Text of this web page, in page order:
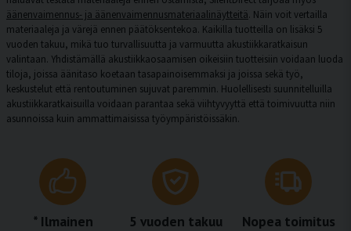
äänenvaimennus- ja äänenvaimennusmateriaalinäytteitä . Näin voit vertailla
materiaaleja ja värejä ennen päätöksentekoa. Kaikilla tuotteilla on lisäksi 5
vuoden takuu, mikä tuo turvallisuutta ja varmuutta akustiikkaratkaisun
valintaan. Yhdistämällä akustiikkaosaamisen oikeisiin tuotteisiin voidaan luoda
tiloja, joissa äänitaso koetaan tasapainoisemmaksi ja joissa sekä työ,
keskustelut että rentoutuminen sujuvat paremmin. Huolellisesti suunnitelluilla
akustiikkaratkaisuilla voidaan parantaa sekä viihtyvyyttä että toimivuutta niin
asunnoissa kuin ammattimaisissa työympäristöissäkin.
* Ilmainen
5 vuoden takuu Nopea toimitus